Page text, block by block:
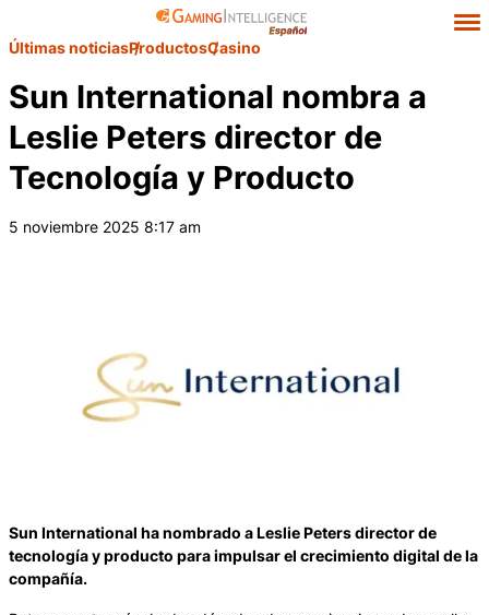
Últimas noticiasProductosCasino
Sun International nombra a
Leslie Peters director de
Tecnología y Producto
5 noviembre 2025 8:17 am
Sun International ha nombrado a Leslie Peters director de
tecnología y producto para impulsar el crecimiento digital de la
compañía.